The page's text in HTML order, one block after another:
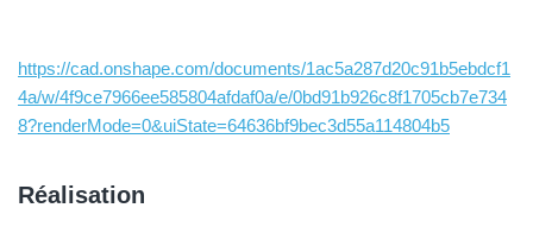
https://cad.onshape.com/documents/1ac5a287d20c91b5ebdcf1
4a/w/4f9ce7966ee585804afdaf0a/e/0bd91b926c8f1705cb7e734
8?renderMode=0&uiState=64636bf9bec3d55a114804b5
Réalisation